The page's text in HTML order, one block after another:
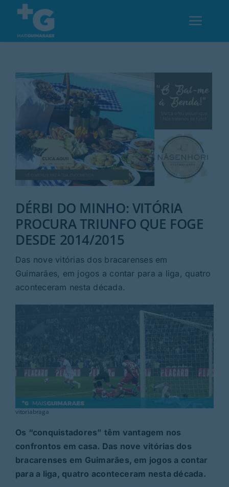
content
Desporto
Rubricas
Jornal
DÉRBI DO MINHO: VITÓRIA
PROCURA TRIUNFO QUE FOGE
DESDE 2014/2015
Das nove vitórias dos bracarenses em
Guimarães, em jogos a contar para a liga, quatro
aconteceram nesta década.
vitoriabraga
Os “conquistadores” têm vantagem nos
confrontos em casa. Das nove vitórias dos
bracarenses em Guimarães, em jogos a contar
para a liga, quatro aconteceram nesta década.